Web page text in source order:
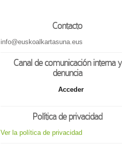
Contacto
info@euskoalkartasuna.eus
Canal de comunicación interna y
denuncia
Acceder
Política de privacidad
Ver la política de privacidad